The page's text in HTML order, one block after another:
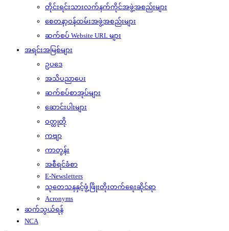
တိုင်းရင်းသားလက်နက်ကိုင်အဖွဲ့အစည်းများ
စေတနာ့ဝန်ထမ်းအဖွဲ့အစည်းများ
ဆက်စပ် Website URL များ
အရင်းအမြစ်များ
ဥပဒေ
အသိပညာပေး
ဆက်စပ်စာအုပ်များ
ဆောင်းပါးများ
ဝတ္ထုတို
ကဗျာ
ကာတွန်း
အစီရင်ခံစာ
E-Newsletters
သုတေသနနှင့်ဖွံ့ဖြိုးတိုးတက်ရေးဆိုင်ရာ
Acronyms
ဆက်သွယ်ရန်
NCA